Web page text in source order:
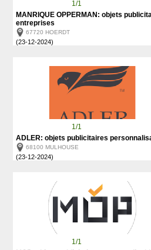
1/1
MANRIQUE OPPERMAN: objets
entreprises
67720 HOERDT
(23-12-2024)
1/1
ADLER: objets publicitaires
68100 MULHOUSE
(23-12-2024)
1/1